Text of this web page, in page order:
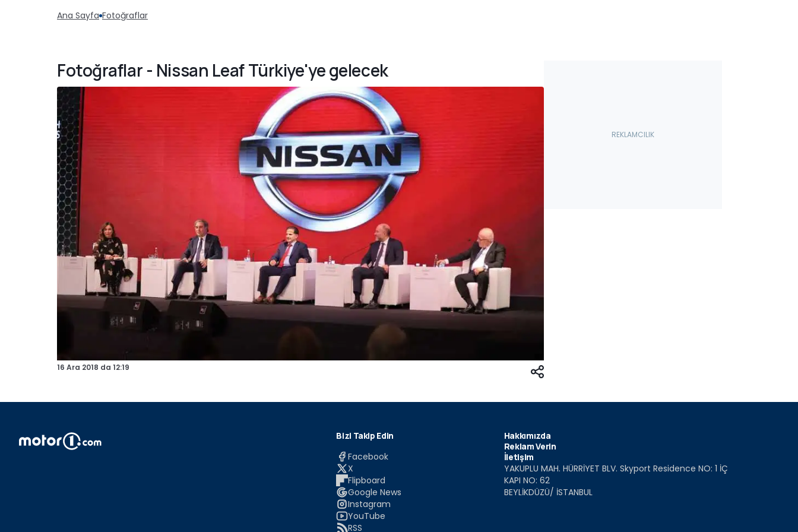
Ana Sayfa Fotoğraflar
Fotoğraflar - Nissan Leaf Türkiye'ye gelecek
16 Ara 2018 da 12:19
Bizi Takip Edin
Facebook
X
Flipboard
Google News
Instagram
YouTube
RSS
Hakkımızda
Reklam Verin
İletişim
YAKUPLU MAH. HÜRRİYET BLV. Skyport Residence NO: 1 İÇ
KAPI NO: 62
BEYLİKDÜZÜ/ İSTANBUL